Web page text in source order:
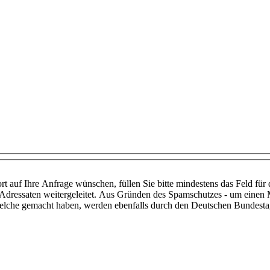
Ihre Anfrage wünschen, füllen Sie bitte mindestens das Feld
weitergeleitet. Aus Gründen des Spamschutzes - um
gemacht haben, werden ebenfalls durch den Deutschen